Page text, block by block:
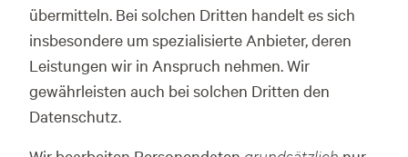
übermitteln. Bei solchen Dritten handelt es sich
insbesondere um spezialisierte Anbieter, deren
Leistungen wir in Anspruch nehmen. Wir
gewährleisten auch bei solchen Dritten den
Datenschutz.